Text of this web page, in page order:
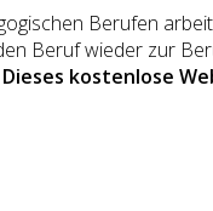
Berufen
Beruf wieder zur
Dieses kostenlose